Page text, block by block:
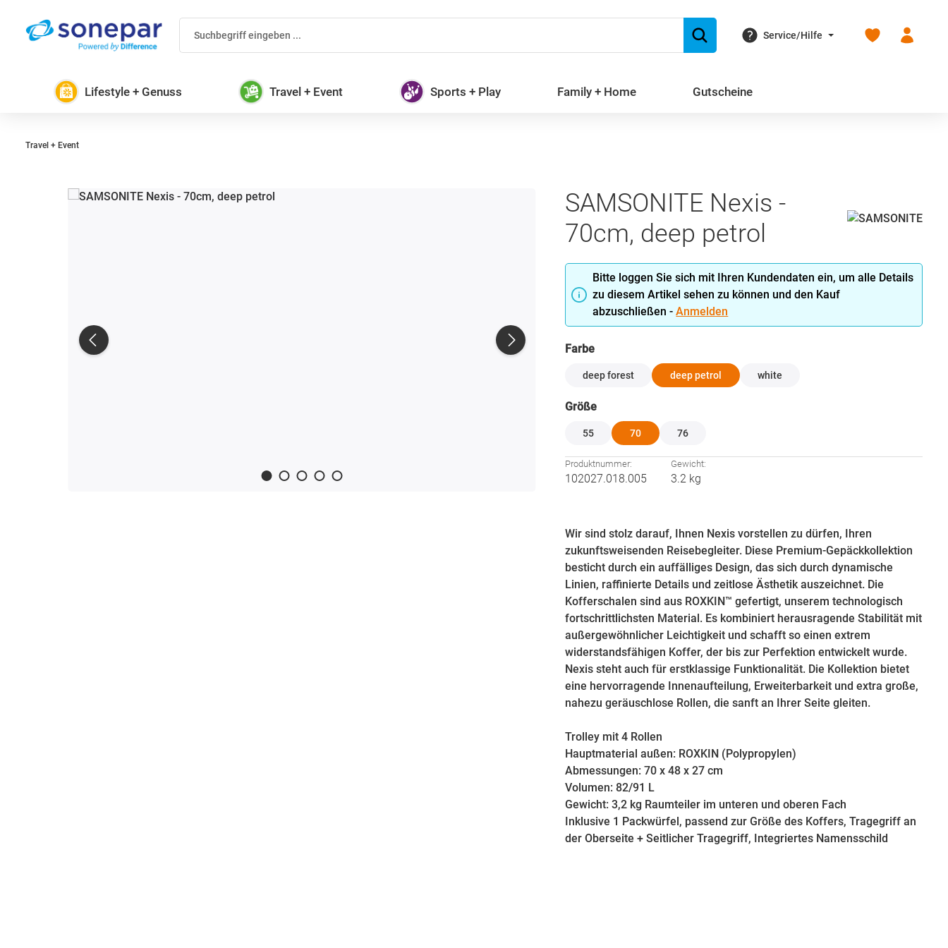
Hauptinhalt springen
Zur Suche springen
Zur Hauptnavigation springen
Service/Hilfe
Du hast 0
Lifestyle + Genuss Travel + Event Sports + Play Family + Home Gutscheine
Travel + Event
SAMSONITE Nexis -
70cm, deep petrol
Bitte loggen Sie sich mit Ihren Kundendaten ein, um alle Details
zu diesem Artikel sehen zu können und den Kauf
abzuschließen -Anmelden
Farbeauswählen
deep forest deep petrol white
Größeauswählen
55 70 76
Produktnummer:
102027.018.005
Gewicht:
3.2 kg
Wir sind stolz darauf, Ihnen Nexis vorstellen zu dürfen, Ihren
zukunftsweisenden Reisebegleiter. Diese Premium-Gepäckkollektion
besticht durch ein auffälliges Design, das sich durch dynamische
Linien, raffinierte Details und zeitlose Ästhetik auszeichnet. Die
Kofferschalen sind aus ROXKIN™ gefertigt, unserem technologisch
fortschrittlichsten Material. Es kombiniert herausragende Stabilität mit
außergewöhnlicher Leichtigkeit und schafft so einen extrem
widerstandsfähigen Koffer, der bis zur Perfektion entwickelt wurde.
Nexis steht auch für erstklassige Funktionalität. Die Kollektion bietet
eine hervorragende Innenaufteilung, Erweiterbarkeit und extra große,
nahezu geräuschlose Rollen, die sanft an Ihrer Seite gleiten.
Trolley mit 4 Rollen
Hauptmaterial außen: ROXKIN (Polypropylen)
Abmessungen: 70 x 48 x 27 cm
Volumen: 82/91 L
Gewicht: 3,2 kg Raumteiler im unteren und oberen Fach
Inklusive 1 Packwürfel, passend zur Größe des Koffers, Tragegriff an
der Oberseite + Seitlicher Tragegriff, Integriertes Namensschild